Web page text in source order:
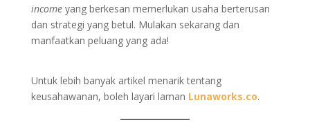
incomeyang berkesan memerlukan usaha berterusan
dan strategi yang betul. Mulakan sekarang dan
manfaatkan peluang yang ada!
Untuk lebih banyak artikel menarik tentang
keusahawanan, boleh layari laman Lunaworks.co.